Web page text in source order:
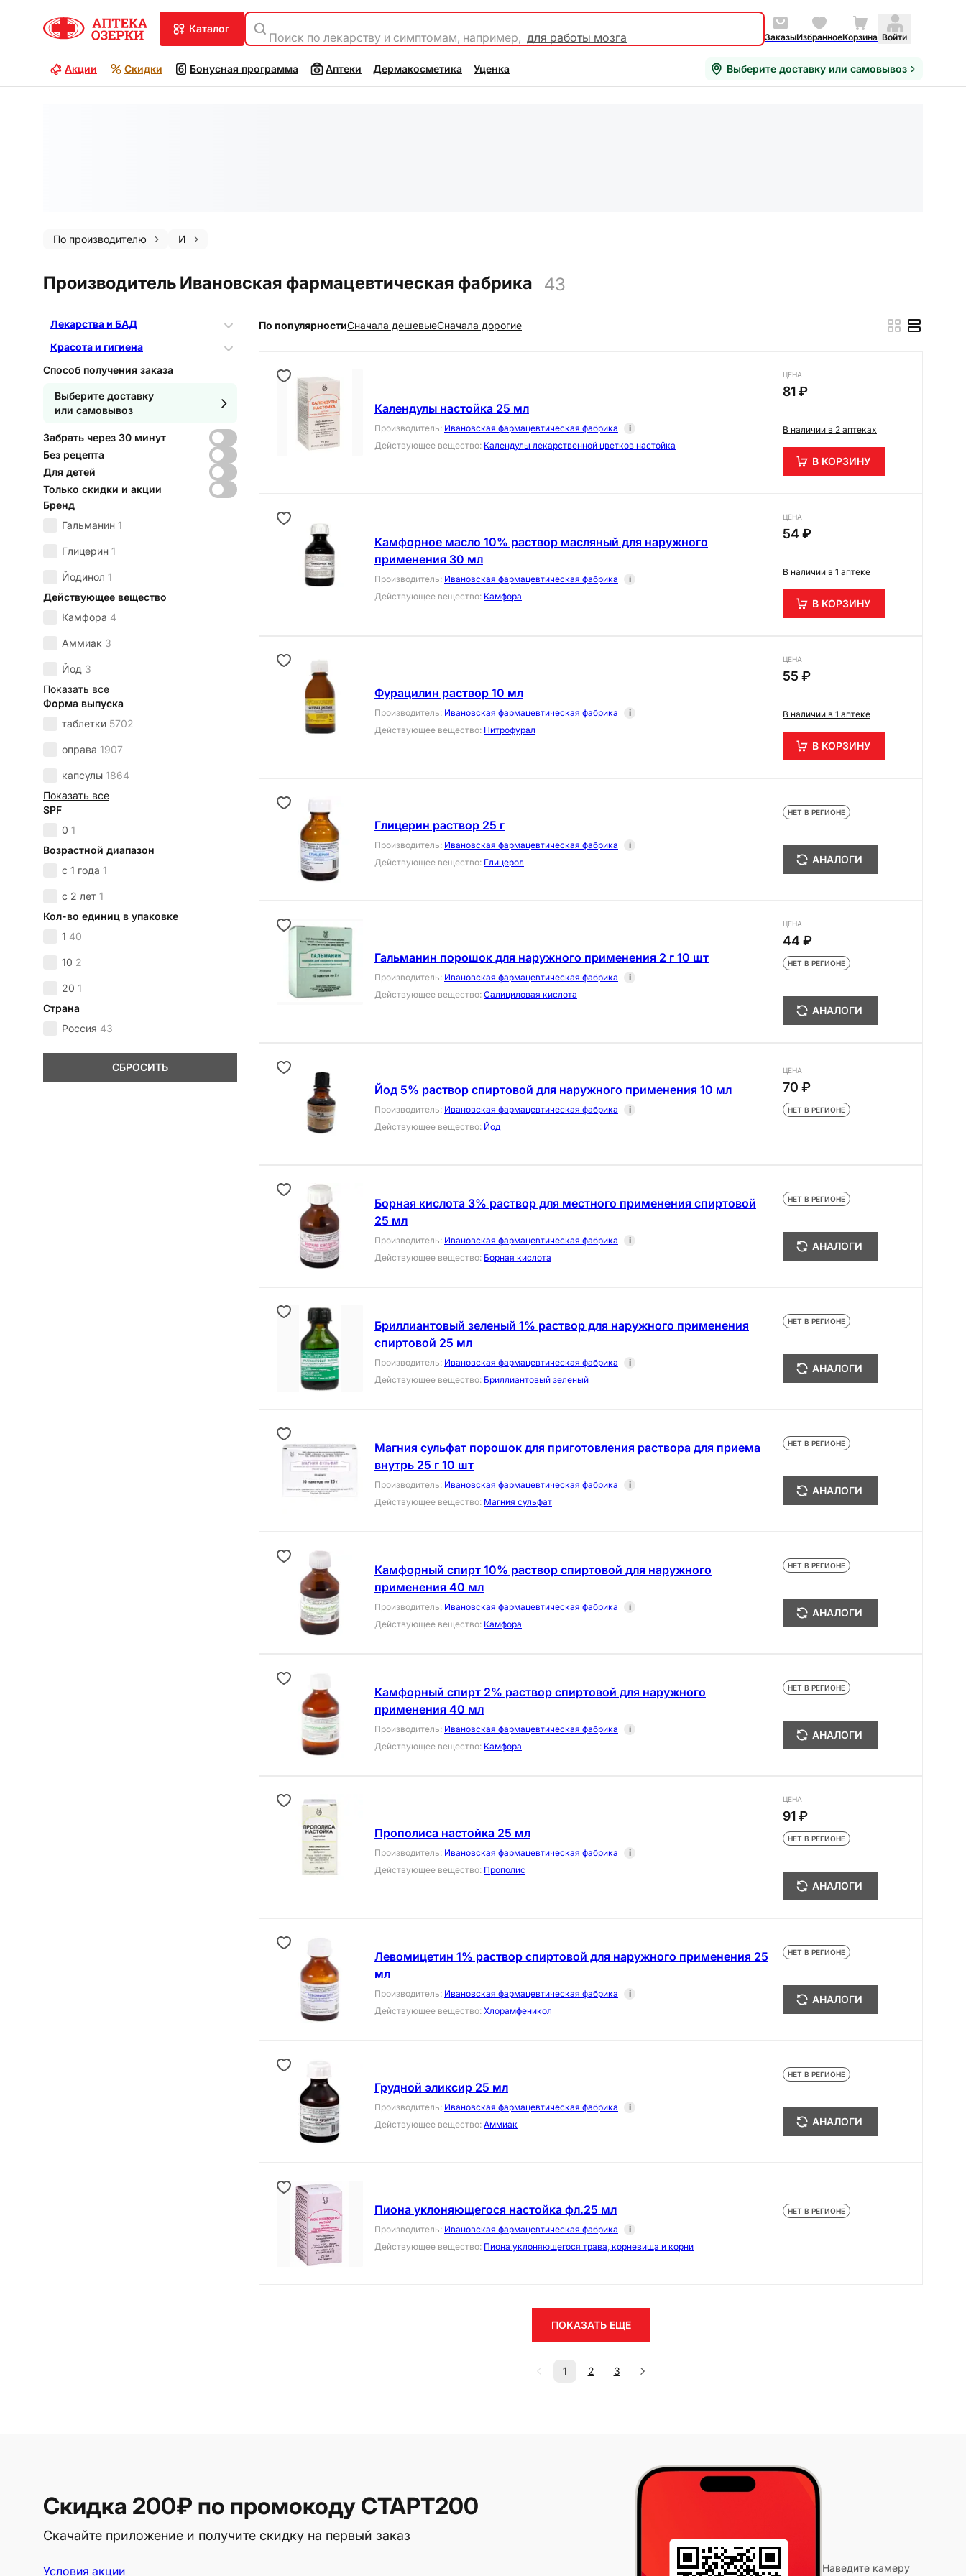
каталог
Поиск по лекарству и симптомам, например, для работы мозга ЗаказыИзбранноеКорзина Войти
Акции Скидки Бонусная программа Аптеки Дермакосметика Уценка Выберите доставку или самовывоз
По производителю И
Производитель Ивановская фармацевтическая фабрика 43
Лекарства и БАД
Красота и гигиена
Способ получения заказа
Выберите доставку
или самовывоз
Забрать через 30 минут
Без рецепта
Для детей
Только скидки и акции
Бренд
Гальманин 1
Глицерин 1
Йодинол 1
Действующее вещество
Камфора 4
Аммиак 3
Йод 3
Показать все
Форма выпуска
таблетки 5702
оправа 1907
капсулы 1864
Показать все
SPF
0 1
Возрастной диапазон
с 1 года 1
с 2 лет 1
Кол-во единиц в упаковке
1 40
10 2
20 1
Страна
Россия 43
СБРОСИТЬ
По популярностиCначала дешевыеCначала дорогие
Календулы настойка 25 мл
Производитель: Ивановская фармацевтическая фабрика
i
Действующее вещество: Календулы лекарственной цветков настойка
ЦЕНА
81 ₽
В наличии в 2 аптеках
В КОРЗИНУ
Камфорное масло 10% раствор масляный для наружного
применения 30 мл
Производитель: Ивановская фармацевтическая фабрика
i
Действующее вещество: Камфора
ЦЕНА
54 ₽
В наличии в 1 аптеке
В КОРЗИНУ
Фурацилин раствор 10 мл
Производитель: Ивановская фармацевтическая фабрика
i
Действующее вещество: Нитрофурал
ЦЕНА
55 ₽
В наличии в 1 аптеке
В КОРЗИНУ
Глицерин раствор 25 г
Производитель: Ивановская фармацевтическая фабрика
i
Действующее вещество: Глицерол
НЕТ В РЕГИОНЕ
АНАЛОГИ
Гальманин порошок для наружного применения 2 г 10 шт
Производитель: Ивановская фармацевтическая фабрика
i
Действующее вещество: Салициловая кислота
ЦЕНА
44 ₽
НЕТ В РЕГИОНЕ
АНАЛОГИ
Йод 5% раствор спиртовой для наружного применения 10 мл
Производитель: Ивановская фармацевтическая фабрика
i
Действующее вещество: Йод
ЦЕНА
70 ₽
НЕТ В РЕГИОНЕ
Борная кислота 3% раствор для местного применения спиртовой
25 мл
Производитель: Ивановская фармацевтическая фабрика
i
Действующее вещество: Борная кислота
НЕТ В РЕГИОНЕ
АНАЛОГИ
Бриллиантовый зеленый 1% раствор для наружного применения
спиртовой 25 мл
Производитель: Ивановская фармацевтическая фабрика
i
Действующее вещество: Бриллиантовый зеленый
НЕТ В РЕГИОНЕ
АНАЛОГИ
Магния сульфат порошок для приготовления раствора для приема
внутрь 25 г 10 шт
Производитель: Ивановская фармацевтическая фабрика
i
Действующее вещество: Магния сульфат
НЕТ В РЕГИОНЕ
АНАЛОГИ
Камфорный спирт 10% раствор спиртовой для наружного
применения 40 мл
Производитель: Ивановская фармацевтическая фабрика
i
Действующее вещество: Камфора
НЕТ В РЕГИОНЕ
АНАЛОГИ
Камфорный спирт 2% раствор спиртовой для наружного
применения 40 мл
Производитель: Ивановская фармацевтическая фабрика
i
Действующее вещество: Камфора
НЕТ В РЕГИОНЕ
АНАЛОГИ
Прополиса настойка 25 мл
Производитель: Ивановская фармацевтическая фабрика
i
Действующее вещество: Прополис
ЦЕНА
91 ₽
НЕТ В РЕГИОНЕ
АНАЛОГИ
Левомицетин 1% раствор спиртовой для наружного применения 25
мл
Производитель: Ивановская фармацевтическая фабрика
i
Действующее вещество: Хлорамфеникол
НЕТ В РЕГИОНЕ
АНАЛОГИ
Грудной эликсир 25 мл
Производитель: Ивановская фармацевтическая фабрика
i
Действующее вещество: Аммиак
НЕТ В РЕГИОНЕ
АНАЛОГИ
Пиона уклоняющегося настойка фл.25 мл
Производитель: Ивановская фармацевтическая фабрика
i
Действующее вещество: Пиона уклоняющегося трава, корневища и корни
НЕТ В РЕГИОНЕ
ПОКАЗАТЬ ЕЩЕ
1 2 3
Скидка 200₽ по промокоду СТАРТ200
Скачайте приложение и получите скидку на первый заказ
Условия акции Наведите камеру